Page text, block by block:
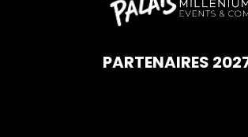
PARTENAIRES